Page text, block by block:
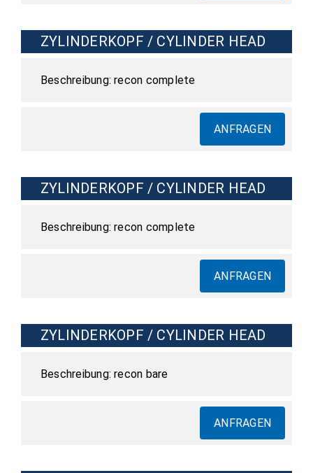
ZYLINDERKOPF / CYLINDER HEAD
recon complete
ANFRAGEN
ZYLINDERKOPF / CYLINDER HEAD
recon complete
ANFRAGEN
ZYLINDERKOPF / CYLINDER HEAD
recon bare
ANFRAGEN